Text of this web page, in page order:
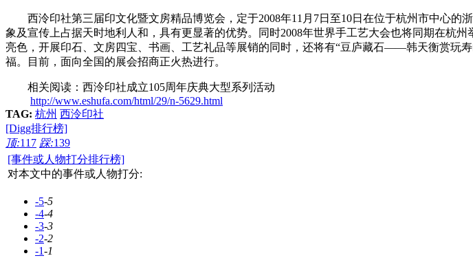
西泠印社第三届印文化暨文房精品博览会，定于2008年11月7日至10日在位于杭州市中心的
象及宣传上占据天时地利人和，具有更显著的优势。同时2008年世界手工艺大会也将同期在杭
亮色，开展印石、文房四宝、书画、工艺礼品等展销的同时，还将有“豆庐藏石——韩天衡赏玩
福。目前，面向全国的展会招商正火热进行。
相关阅读：西泠印社成立105周年庆典大型系列活动
http://www.eshufa.com/html/29/n-5629.html
TAG: 杭州 西泠印社
[Digg排行榜]
顶:117 踩:139
[事件或人物打分排行榜]
对本文中的事件或人物打分:
-5-5
-4-4
-3-3
-2-2
-1-1